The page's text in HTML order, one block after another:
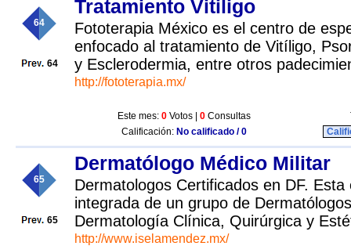
64
64
Tratamiento Vitiligo
Fototerapia México es el centro de
enfocado al tratamiento de Vitíligo,
y Esclerodermia, entre otros
http://fototerapia.mx/
Este mes: 0 Votos | 0 Consultas
Calificación: No calificado / 0
65
65
Dermatólogo Médico Militar
Dermatologos Certificados en DF.
integrada de un grupo de
Dermatología Clínica, Quirúrgica y
http://www.iselamendez.mx/